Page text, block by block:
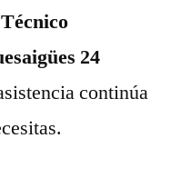
24
continúa